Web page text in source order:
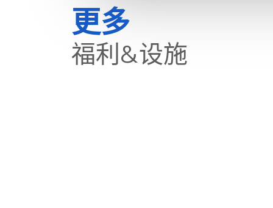
更多
福利&设施